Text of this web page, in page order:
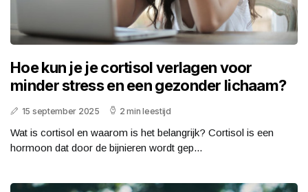
Hoe kun je je cortisol verlagen voor
minder stress en een gezonder lichaam?
15 september 2025 2 min leestijd
Wat is cortisol en waarom is het belangrijk? Cortisol is een
hormoon dat door de bijnieren wordt gep...